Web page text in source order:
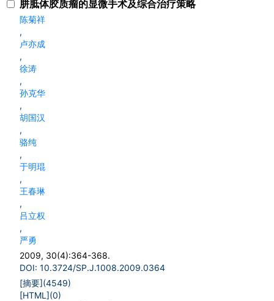
胼胝体胶质瘤的显微手术及综合治疗策略
陈菊祥
,
卢亦成
,
徐涛
,
孙克华
,
胡国汉
,
骆纯
,
于明琨
,
王春琳
,
吕立权
,
严勇
2009, 30(4):364-368.
DOI: 10.3724/SP.J.1008.2009.0364
[摘要](4549)
[HTML](0)